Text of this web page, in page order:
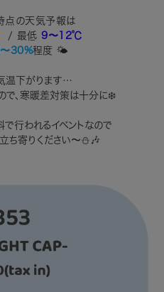
点の天気予報は
/ 最低9〜12℃
30%程度 🌤
温下がります…
で、寒暖差対策は十分に❄️
行われるイベントなので
ち寄りください〜⛄️🎶